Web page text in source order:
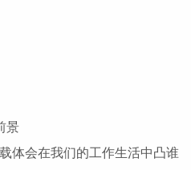
景
体会在我们的工作生活中凸谁